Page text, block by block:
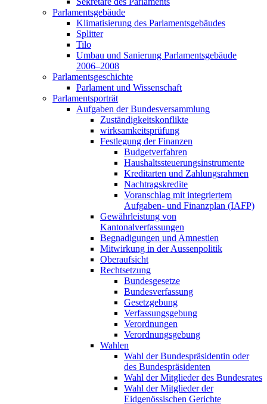
Parlamentsgebäude
Klimatisierung des Parlamentsgebäudes
Splitter
Tilo
Umbau und Sanierung Parlamentsgebäude
2006–2008
Parlamentsgeschichte
Parlament und Wissenschaft
Parlamentsporträt
Aufgaben der Bundesversammlung
Zuständigkeitskonflikte
wirksamkeitsprüfung
Festlegung der Finanzen
Budgetverfahren
Haushaltssteuerungsinstrumente
Kreditarten und Zahlungsrahmen
Nachtragskredite
Voranschlag mit integriertem
Aufgaben- und Finanzplan (IAFP)
Gewährleistung von
Kantonalverfassungen
Begnadigungen und Amnestien
Mitwirkung in der Aussenpolitik
Oberaufsicht
Rechtsetzung
Bundesgesetze
Bundesverfassung
Gesetzgebung
Verfassungsgebung
Verordnungen
Verordnungsgebung
Wahlen
Wahl der Bundespräsidentin oder
des Bundespräsidenten
Wahl der Mitglieder des Bundesrates
Wahl der Mitglieder der
Eidgenössischen Gerichte